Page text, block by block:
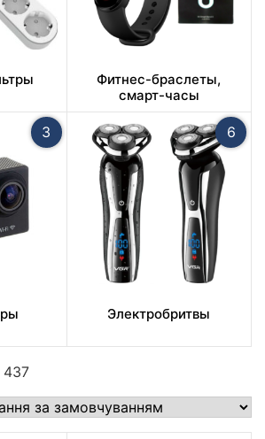
Фитнес-браслеты,
смарт-часы
3 6
Электробритвы
437